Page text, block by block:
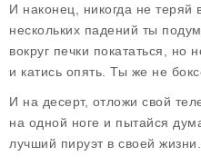
И наконец, никогда не
нескольких падений ты
вокруг печки покататься, но
и катись опять. Ты же не
И на десерт, отложи свой
на одной ноге и пытайся
лучший пируэт в своей